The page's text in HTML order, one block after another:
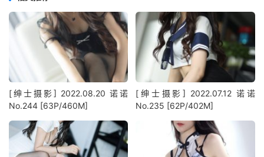
[绅士摄影] 2022.08.20 诺诺
No.244 [63P/460M]
[绅士摄影] 2022.07.12 诺诺
No.235 [62P/402M]